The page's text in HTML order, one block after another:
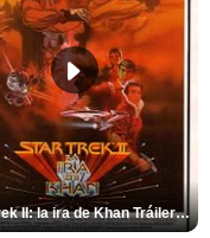
Star Trek II: la ira de Khan Tráiler VO